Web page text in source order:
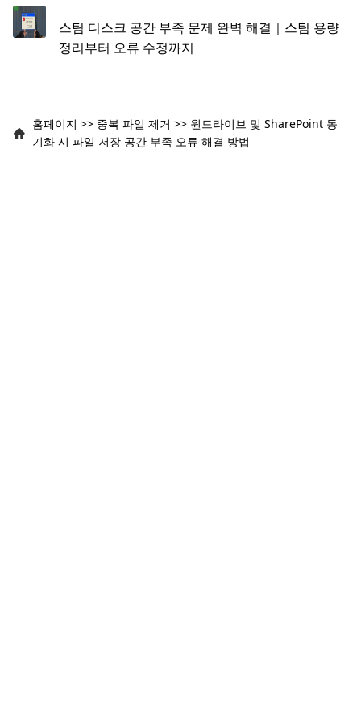
스팀 디스크 공간 부족 문제 완벽 해결｜스팀 용량
홈페이지>> 중복 파일 제거>> 원드라이브 및 SharePoint 동